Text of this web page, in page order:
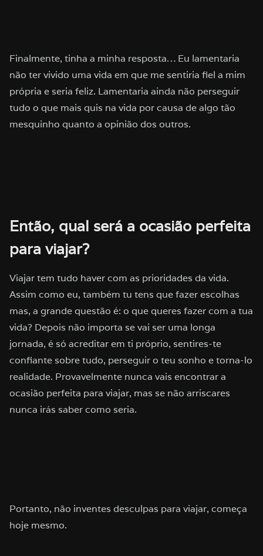
Finalmente, tinha a minha resposta… Eu lamentaria
não ter vivido uma vida em que me sentiria fiel a mim
própria e seria feliz. Lamentaria ainda não perseguir
tudo o que mais quis na vida por causa de algo tão
mesquinho quanto a opinião dos outros.
Então, qual será a ocasião perfeita
para viajar?
Viajar tem tudo haver com as prioridades da vida.
Assim como eu, também tu tens que fazer escolhas
mas, a grande questão é: o que queres fazer com a tua
vida? Depois não importa se vai ser uma longa
jornada, é só acreditar em ti próprio, sentires-te
confiante sobre tudo, perseguir o teu sonho e torna-lo
realidade. Provavelmente nunca vais encontrar a
ocasião perfeita para viajar, mas se não arriscares
nunca irás saber como seria.
Portanto, não inventes desculpas para viajar, começa
hoje mesmo.